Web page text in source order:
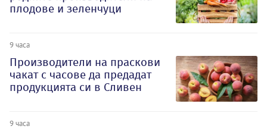
плодове и зеленчуци
9 часа
Производители на праскови
чакат с часове да предадат
продукцията си в Сливен
9 часа